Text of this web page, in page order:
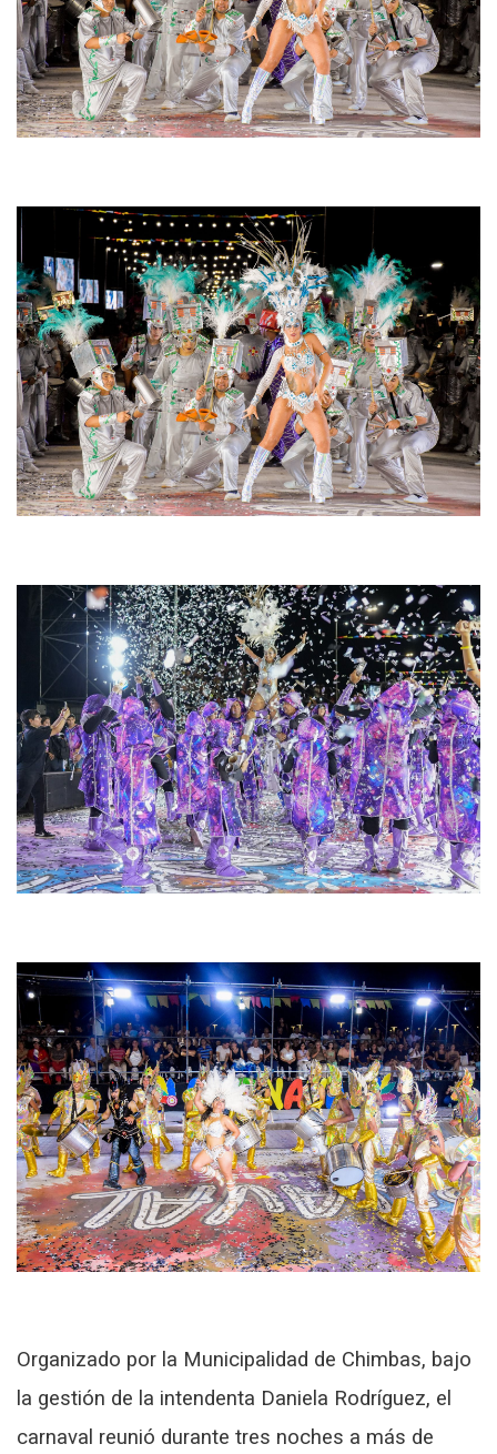
Organizado por la Municipalidad de Chimbas, bajo
la gestión de la intendenta Daniela Rodríguez, el
carnaval reunió durante tres noches a más de